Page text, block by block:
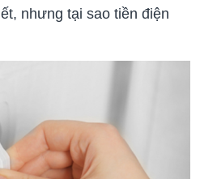
nhưng tại sao tiền điện